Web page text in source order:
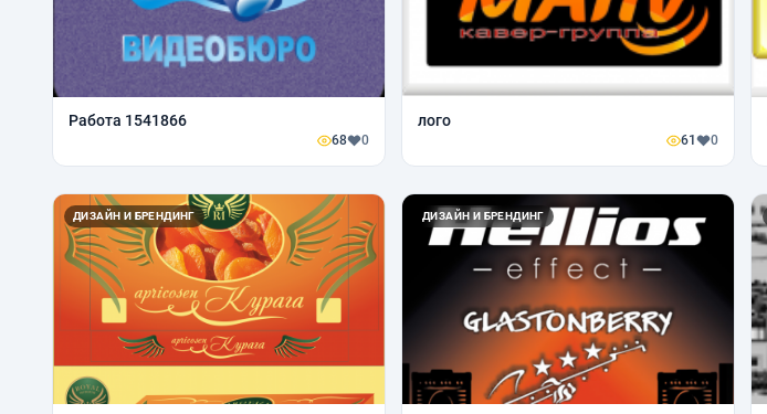
Работа 1541866
68 0
лого
61 0
ДИЗАЙН И БРЕНДИНГ ДИЗАЙН И БРЕНДИНГ